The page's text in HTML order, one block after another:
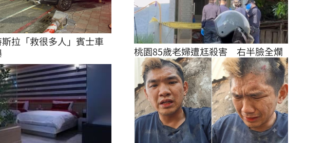
拉「救很多人」賓士車
桃園85歲老婦遭尪殺害　右半臉全爛